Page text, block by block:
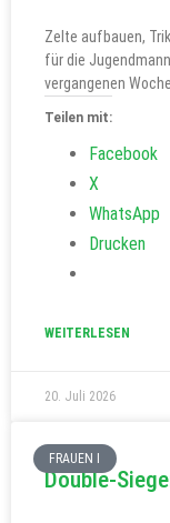
Zelte aufbauen,
für die
vergangenen
Teilen mit:
Facebook
X
WhatsApp
Drucken
WEITERLESEN
20. Juli 2026
FRAUEN I
Double-